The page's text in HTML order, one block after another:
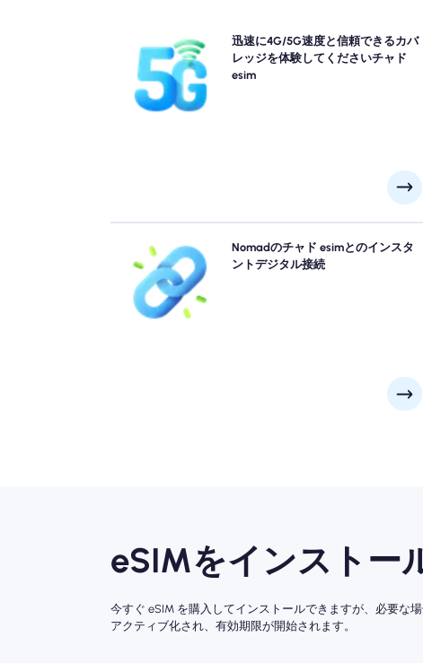
迅速に4G/5G速度と信頼できるカバ
レッジを体験してくださいチャド
esim
Nomadのチャド Travel eSIMとの燃えるような4G接続を
体験してください。 カバレッジは場所と時刻によって
異なる場合があるため、特定のネットワークの可用性と
速度については、プランの詳細を確認してください。
Nomadのチャド esimとのインスタ
ントデジタル接続
キューをスキップして、物理的なシムを忘れてくださ
い。 Nomad チャド esimをデバイスから即座にアクティ
ブにして、4G/5Gをすばやく接続します。 手間や遅延
なしで空港に到着した瞬間にオンラインで入手してくだ
eSIMをインストー
今すぐ eSIM を購入してインストールできますが、必要な
アクティブ化され、有効期限が開始されます。